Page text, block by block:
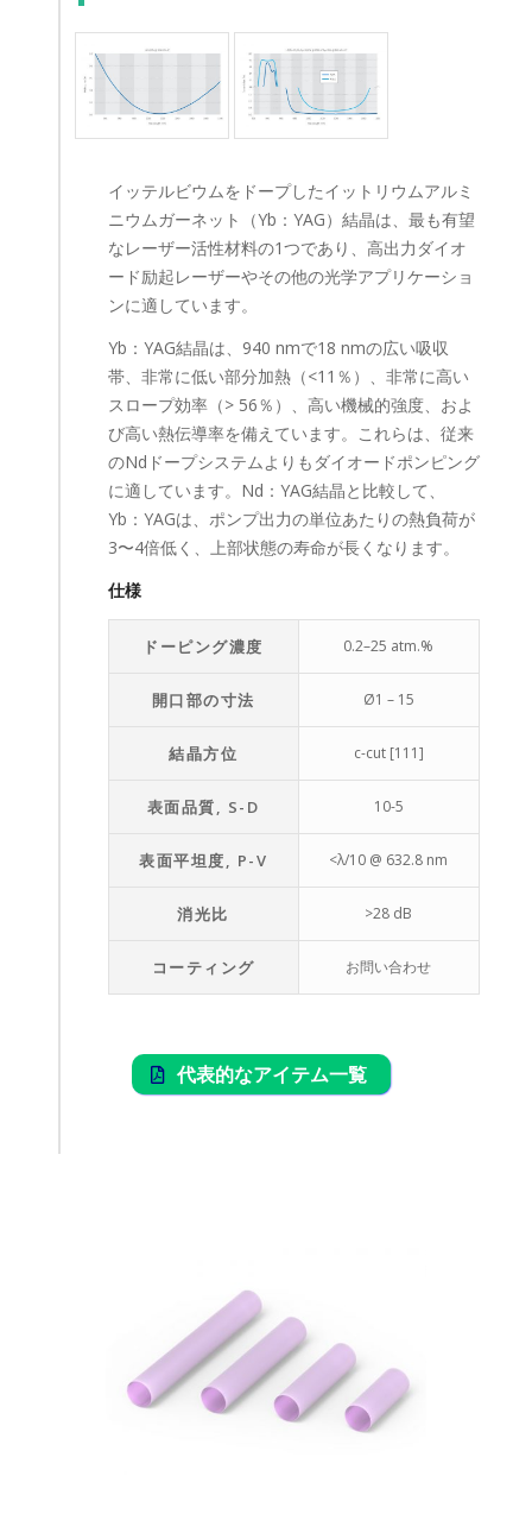
イッテルビウムをドープしたイットリウムアルミ
ニウムガーネット（Yb：YAG）結晶は、最も有望
なレーザー活性材料の1つであり、高出力ダイオ
ード励起レーザーやその他の光学アプリケーショ
ンに適しています。
Yb：YAG結晶は、940 nmで18 nmの広い吸収
帯、非常に低い部分加熱（<11％）、非常に高い
スロープ効率（> 56％）、高い機械的強度、およ
び高い熱伝導率を備えています。これらは、従来
のNdドープシステムよりもダイオードポンピング
に適しています。Nd：YAG結晶と比較して、
Yb：YAGは、ポンプ出力の単位あたりの熱負荷が
3〜4倍低く、上部状態の寿命が長くなります。
仕様
ドーピング濃度 0.2–25 atm.%
開口部の寸法 Ø1 – 15
結晶方位 c-cut [111]
表面品質, S-D 10-5
表面平坦度, P-V <λ/10 @ 632.8 nm
消光比 >28 dB
コーティング お問い合わせ
代表的なアイテム一覧